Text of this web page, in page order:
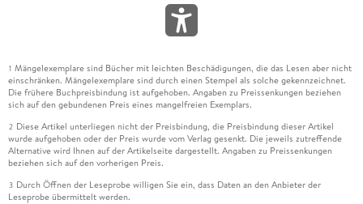
1 Mängelexemplare sind Bücher mit leichten Beschädigungen, die das Lesen aber nicht
einschränken. Mängelexemplare sind durch einen Stempel als solche gekennzeichnet.
Die frühere Buchpreisbindung ist aufgehoben. Angaben zu Preissenkungen beziehen
sich auf den gebundenen Preis eines mangelfreien Exemplars.
2 Diese Artikel unterliegen nicht der Preisbindung, die Preisbindung dieser Artikel
wurde aufgehoben oder der Preis wurde vom Verlag gesenkt. Die jeweils zutreffende
Alternative wird Ihnen auf der Artikelseite dargestellt. Angaben zu Preissenkungen
beziehen sich auf den vorherigen Preis.
3 Durch Öffnen der Leseprobe willigen Sie ein, dass Daten an den Anbieter der
Leseprobe übermittelt werden.